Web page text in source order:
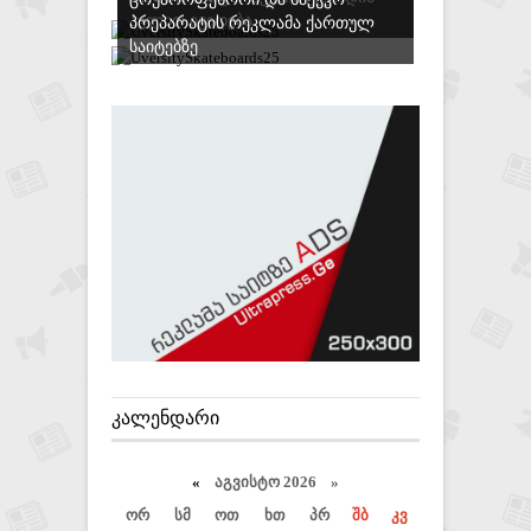
ᲐᲕᲚᲘᲗ ᲘᲧᲘᲓᲔᲑᲐ
ᲞᲠᲔᲞᲐᲠᲐᲢᲘᲡ ᲠᲔᲙᲚᲐᲛᲐ ᲥᲐᲠᲗᲣᲚ
ᲡᲐᲘᲢᲔᲑᲖᲔ
ᲙᲐᲚᲔᲜᲓᲐᲠᲘ
« აგვისტო 2026 »
ორ
სმ ოთ ხთ პრ შბ კვ